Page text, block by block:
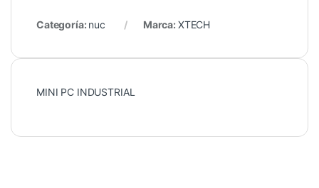
Categoría: nuc Marca: XTECH
MINI PC INDUSTRIAL